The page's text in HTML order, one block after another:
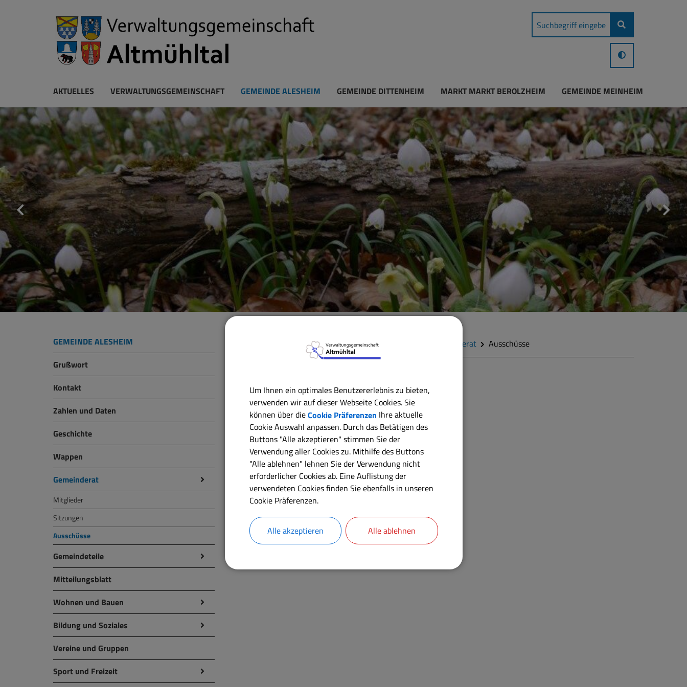
AKTUELLES VERWALTUNGSGEMEINSCHAFT GEMEINDE ALESHEIM GEMEINDE DITTENHEIM MARKT MARKT BEROLZHEIM GEMEINDE MEINHEIM
GEMEINDE ALESHEIM
Grußwort
Kontakt
Zahlen und Daten
Geschichte
Wappen
Gemeinderat
Mitglieder
Sitzungen
Ausschüsse
Gemeindeteile
Mitteilungsblatt
Wohnen und Bauen
Bildung und Soziales
Vereine und Gruppen
Sport und Freizeit
Verwaltungsgemeinschaft Gemeinde Alesheim Gemeinderat Ausschüsse
Florian Gagsteiger(Vorsitzende/r)
Michael Kernstock(Stellvertrende/r Vorsitzende/r)
Werner Meister jun.
Um Ihnen ein optimales Benutzererlebnis zu bieten,
verwenden wir auf dieser Webseite Cookies. Sie
können über dieCookie Präferenzen Ihre aktuelle
Cookie Auswahl anpassen. Durch das Betätigen des
Buttons "Alle akzeptieren" stimmen Sie der
Verwendung aller Cookies zu. Mithilfe des Buttons
"Alle ablehnen" lehnen Sie der Verwendung nicht
erforderlicher Cookies ab. Eine Auflistung der
verwendeten Cookies finden Sie ebenfalls in unseren
Cookie Präferenzen.
Alle akzeptieren Alle ablehnen